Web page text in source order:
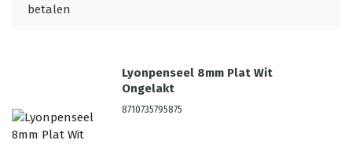
Lyonpenseel 8mm Plat Wit
Ongelakt
8710735795875